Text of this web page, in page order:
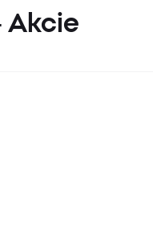
Akcie